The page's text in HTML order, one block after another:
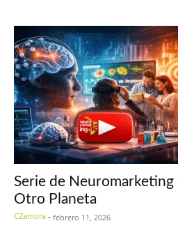
Serie de Neuromarketing
Otro Planeta
CZamora - febrero 11, 2026